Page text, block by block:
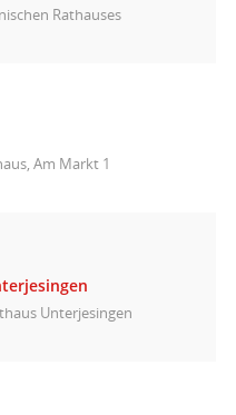
Rathauses
Am Markt 1
Unterjesingen